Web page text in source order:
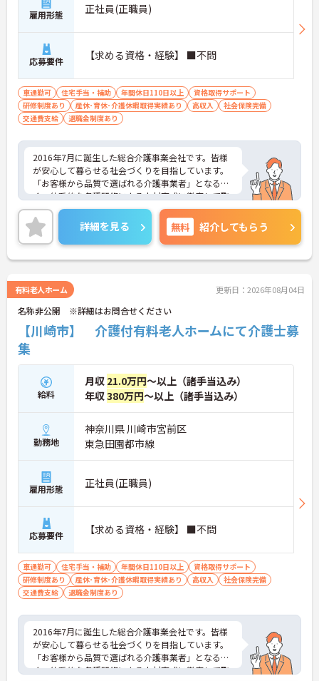
雇用形態 正社員(正職員)
応募要件 【求める資格・経験】 ■不問
車通勤可 住宅手当・補助 年間休日110日以上
資格取得サポート
研修制度あり
産休･育休･介護休暇取得実績あり 高収入
社会保険完備
交通費支給
退職金制度あり
2016年7月に誕生した総合介護事業会社です。皆様
が安心して暮らせる社会づくりを目指しています。
「お客様から品質で選ばれる介護事業者」となるべ
く、体系的な各種研修による人材育成に徹底して取
り組むとともに、社内連携・コミュニケーションに
努め、チームケアの実践を通じてあらゆるサービス
において常に一定レベル以上の介護サービスを提供
して参りました。また他社とは違い施設を先に立て
るのではなく人材を確保してから施設を立てる形と
す。ご興味を持たれた方は面接対策ポイントや求人
の詳細などお話しいたしますのでお気軽にお問い合
わせ下さい。
詳細を見る 無料 紹介してもらう
有料老人ホーム 更新日：2026年08月04日
名称非公開 ※詳細はお問合せください
【川崎市】 介護付有料老人ホームにて介護士募
集
給料
月収 21.0万円～以上（諸手当込み）
年収380万円～以上（諸手当込み）
勤務地
神奈川県 川崎市宮前区
東急田園都市線
雇用形態 正社員(正職員)
応募要件 【求める資格・経験】 ■不問
車通勤可 住宅手当・補助 年間休日110日以上
資格取得サポート
研修制度あり
産休･育休･介護休暇取得実績あり 高収入
社会保険完備
交通費支給
退職金制度あり
2016年7月に誕生した総合介護事業会社です。皆様
が安心して暮らせる社会づくりを目指しています。
「お客様から品質で選ばれる介護事業者」となるべ
く、体系的な各種研修による人材育成に徹底して取